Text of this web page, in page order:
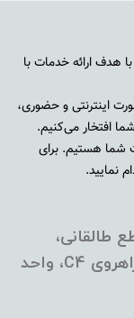
هدف ارائه خدمات با
اینترنتی و حضوری،
شما افتخار می‌کنیم.
شما هستیم. برای
نمایید.
طالقانی،
مجتمع نور تهران، طبقه دوم تجاری، راهروی C4، واحد